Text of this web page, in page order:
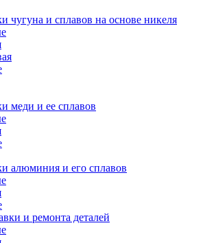
чугуна и сплавов на основе никеля
меди и ее сплавов
алюминия и его сплавов
и ремонта деталей